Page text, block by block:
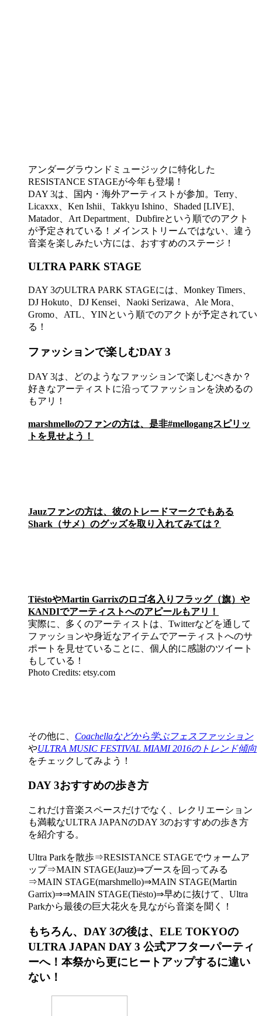
アンダーグラウンドミュージックに特化した
RESISTANCE STAGEが今年も登場！
DAY 3は、国内・海外アーティストが参加。Terry、
Licaxxx、Ken Ishii、Takkyu Ishino、Shaded [LIVE]、
Matador、Art Department、Dubfireという順でのアクト
が予定されている！メインストリームではない、違う
音楽を楽しみたい方には、おすすめのステージ！
ULTRA PARK STAGE
DAY 3のULTRA PARK STAGEには、Monkey Timers、
DJ Hokuto、DJ Kensei、Naoki Serizawa、Ale Mora、
Gromo、ATL、YINという順でのアクトが予定されてい
る！
ファッションで楽しむDAY 3
DAY 3は、どのようなファッションで楽しむべきか？
好きなアーティストに沿ってファッションを決めるの
もアリ！
marshmelloのファンの方は、是非#mellogangスピリッ
トを見せよう！
Jauzファンの方は、彼のトレードマークでもある
Shark（サメ）のグッズを取り入れてみては？
TiëstoやMartin Garrixのロゴ名入りフラッグ（旗）や
KANDIでアーティストへのアピールもアリ！
実際に、多くのアーティストは、Twitterなどを通して
ファッションや身近なアイテムでアーティストへのサ
ポートを見せていることに、個人的に感謝のツイート
もしている！
Photo Credits: etsy.com
その他に、 Coachellaなどから学ぶフェスファッション
やULTRA MUSIC FESTIVAL MIAMI2016のトレンド傾向
をチェックしてみよう！
DAY 3おすすめの歩き方
これだけ音楽スペースだけでなく、レクリエーション
も満載なULTRA JAPANのDAY 3のおすすめの歩き方
を紹介する。
Ultra Parkを散歩⇒RESISTANCE STAGEでウォームア
ップ⇒MAIN STAGE(Jauz)⇒ブースを回ってみる
⇒MAIN STAGE(marshmello)⇒MAIN STAGE(Martin
Garrix)⇒⇒MAIN STAGE(Tiësto)⇒早めに抜けて、Ultra
Parkから最後の巨大花火を見ながら音楽を聞く！
もちろん、DAY 3の後は、ELE TOKYOの
ULTRA JAPAN DAY 3 公式アフターパーティ
ーへ！本祭から更にヒートアップするに違い
ない！